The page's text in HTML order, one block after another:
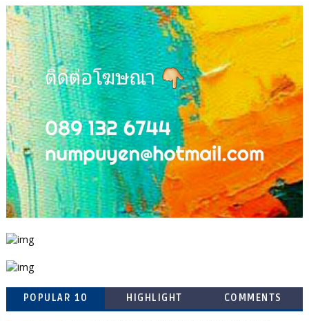
POPULAR 10 HIGHLIGHT COMMENTS